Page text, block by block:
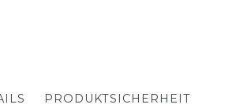
PRODUKTSICHERHEIT